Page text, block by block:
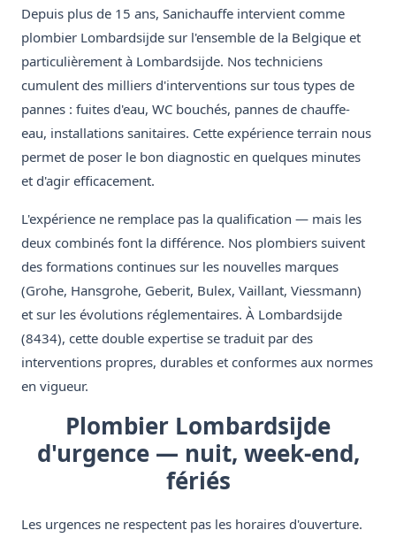
Depuis plus de 15 ans, Sanichauffe intervient comme
plombier Lombardsijde sur l'ensemble de la Belgique et
particulièrement à Lombardsijde. Nos techniciens
cumulent des milliers d'interventions sur tous types de
pannes : fuites d'eau, WC bouchés, pannes de chauffe-
eau, installations sanitaires. Cette expérience terrain nous
permet de poser le bon diagnostic en quelques minutes
et d'agir efficacement.
L'expérience ne remplace pas la qualification — mais les
deux combinés font la différence. Nos plombiers suivent
des formations continues sur les nouvelles marques
(Grohe, Hansgrohe, Geberit, Bulex, Vaillant, Viessmann)
et sur les évolutions réglementaires. À Lombardsijde
(8434), cette double expertise se traduit par des
interventions propres, durables et conformes aux normes
en vigueur.
Plombier Lombardsijde
d'urgence — nuit, week-end,
fériés
Les urgences ne respectent pas les horaires d'ouverture.